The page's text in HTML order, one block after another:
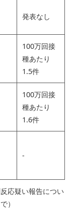
発表なし
100万回接
種あたり
1.5件
100万回接
種あたり
1.6件
-
応疑い報告につい
）